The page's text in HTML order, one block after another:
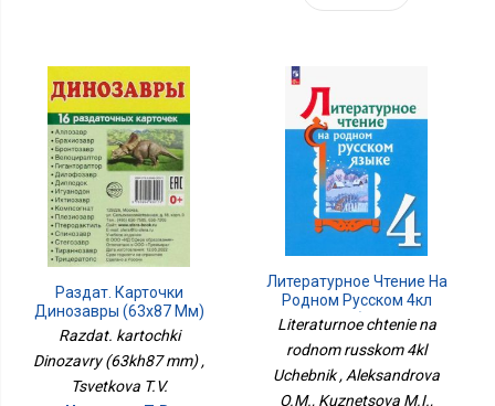
Раздат. Карточки
Динозавры (63х87 Мм)
Razdat. kartochki
Dinozavry (63kh87 mm) ,
Tsvetkova T.V.
Литературное Чтение На
Родном Русском 4кл
Учебник
Literaturnoe chtenie na
rodnom russkom 4kl
Uchebnik , Aleksandrova
O.M., Kuznetsova M.I.,